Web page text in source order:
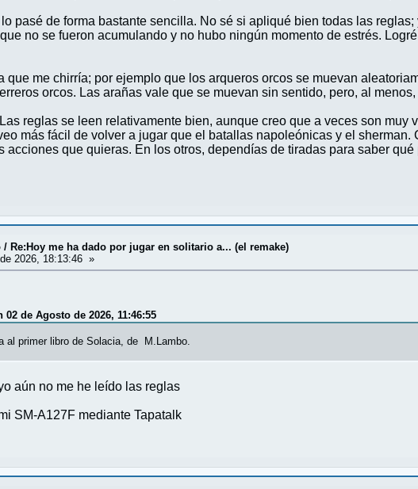
pasé de forma bastante sencilla. No sé si apliqué bien todas las
no se fueron acumulando y no hubo ningún momento de estrés.
que me chirría; por ejemplo que los arqueros orcos se muevan
orcos. Las arañas vale que se muevan sin sentido, pero, al
reglas se leen relativamente bien, aunque creo que a veces son
más fácil de volver a jugar que el batallas napoleónicas y el sherman.
acciones que quieras. En los otros, dependías de tiradas para saber
/ Re:Hoy me ha dado por jugar en solitario a... (el remake)
2026, 18:13:46 »
02 de Agosto de 2026, 11:46:55
al primer libro de Solacia, de M.Lambo.
aún no me he leído las reglas
SM-A127F mediante Tapatalk